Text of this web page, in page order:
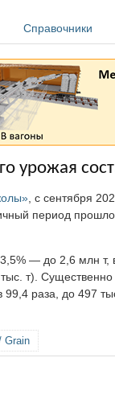
Справочники
урожая
, с сентября
период
— до 2,6 млн
т).
раза, до 497
Grain